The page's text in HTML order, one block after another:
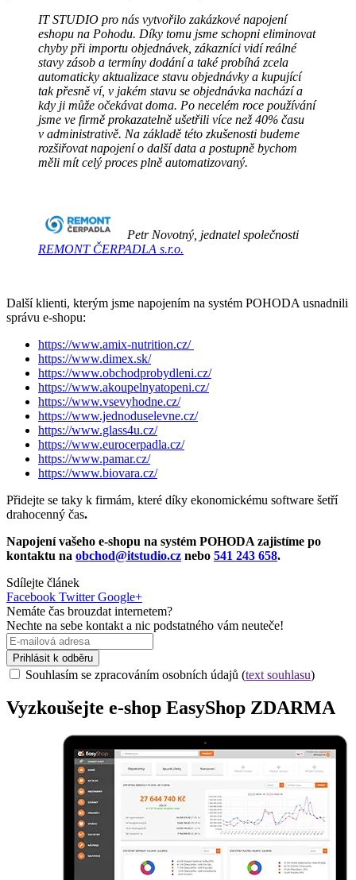
IT STUDIO pro nás vytvořilo zakázkové napojení
eshopu na Pohodu. Díky tomu jsme schopni eliminovat
chyby při importu objednávek, zákazníci vidí reálné
stavy zásob a termíny dodání a také probíhá zcela
automaticky aktualizace stavu objednávky a kupující
tak přesně ví, v jakém stavu se objednávka nachází a
kdy ji může očekávat doma. Po necelém roce používání
jsme ve firmě prokazatelně ušetřili více než 40% času
v administrativě. Na základě této zkušenosti budeme
rozšiřovat napojení o další data a postupně bychom
měli mít celý proces plně automatizovaný.
Petr Novotný, jednatel společnosti
REMONT ČERPADLA s.r.o.
Další klienti, kterým jsme napojením na systém POHODA usnadnili
správu e-shopu:
https://www.amix-nutrition.cz/
https://www.dimex.sk/
https://www.obchodprobydleni.cz/
https://www.akoupelnyatopeni.cz/
https://www.vsevyhodne.cz/
https://www.jednoduselevne.cz/
https://www.glass4u.cz/
https://www.eurocerpadla.cz/
https://www.pamar.cz/
https://www.biovara.cz/
Přidejte se taky k firmám, které díky ekonomickému software šetří
drahocenný čas.
Napojení vašeho e-shopu na systém POHODA zajistíme po
kontaktu na obchod@itstudio.cz nebo 541 243 658.
Sdílejte článek
Facebook Twitter Google+
Nemáte čas brouzdat internetem?
Nechte na sebe kontakt a nic podstatného vám neuteče!
Prihlásit k odběru
Souhlasím se zpracováním osobních údajů (text souhlasu)
Vyzkoušejte e-shop EasyShop ZDARMA